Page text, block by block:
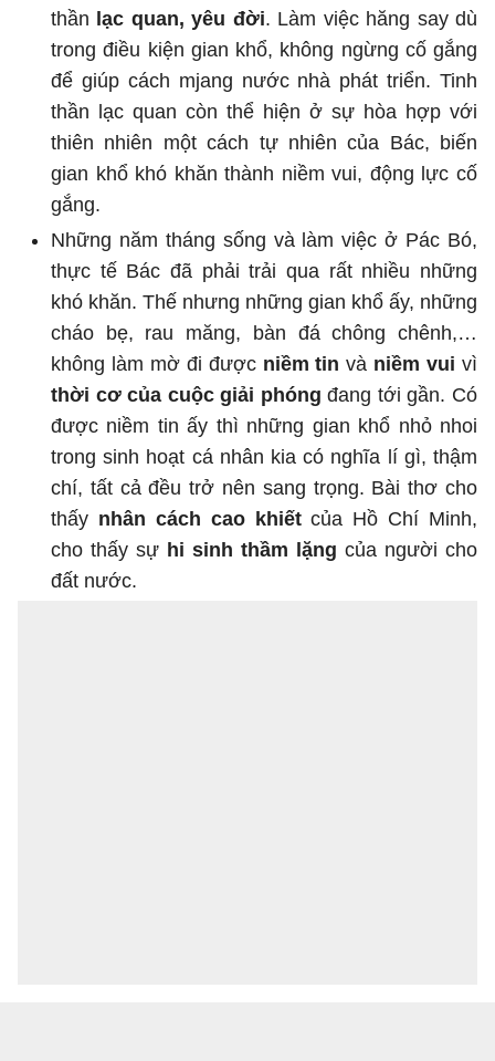
thần lạc quan, yêu đời. Làm việc hăng say dù
trong điều kiện gian khổ, không ngừng cố gắng
để giúp cách mjang nước nhà phát triển. Tinh
thần lạc quan còn thể hiện ở sự hòa hợp với
thiên nhiên một cách tự nhiên của Bác, biến
gian khổ khó khăn thành niềm vui, động lực cố
gắng.
Những năm tháng sống và làm việc ở Pác Bó,
thực tế Bác đã phải trải qua rất nhiều những
khó khăn. Thế nhưng những gian khổ ấy, những
cháo bẹ, rau măng, bàn đá chông chênh,…
không làm mờ đi được niềm tin và niềm vui vì
thời cơ của cuộc giải phóng đang tới gần. Có
được niềm tin ấy thì những gian khổ nhỏ nhoi
trong sinh hoạt cá nhân kia có nghĩa lí gì, thậm
chí, tất cả đều trở nên sang trọng. Bài thơ cho
thấy nhân cách cao khiếtcủa Hồ Chí Minh,
cho thấy sự hi sinh thầm lặng của người cho
đất nước.